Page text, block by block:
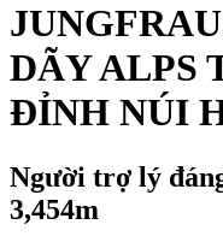
DÃY ALPS
ĐỈNH NÚI
Người trợ lý
3,454m